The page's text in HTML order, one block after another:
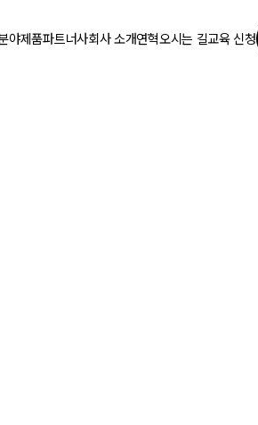
야제품파트너사회사 소개연혁오시는 길교육 신청